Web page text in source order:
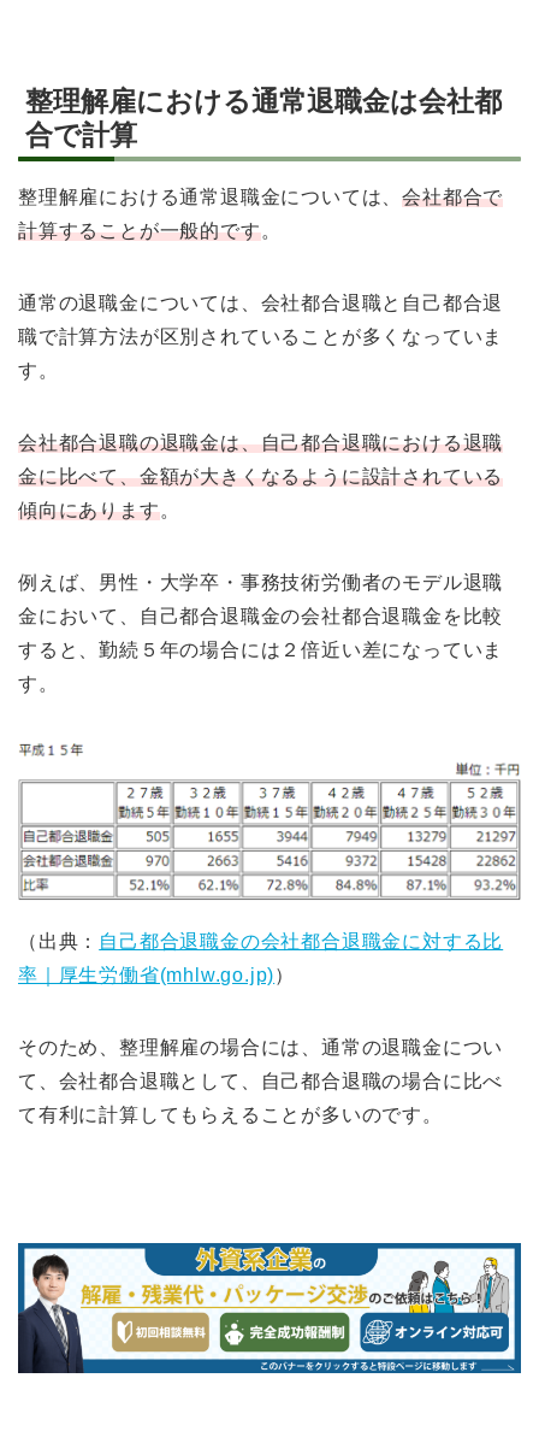
整理解雇における通常退職金は会社都
合で計算
整理解雇における通常退職金については、会社都合で
計算することが一般的です。
通常の退職金については、会社都合退職と自己都合退
職で計算方法が区別されていることが多くなっていま
す。
会社都合退職の退職金は、自己都合退職における退職
金に比べて、金額が大きくなるように設計されている
傾向にあります。
例えば、男性・大学卒・事務技術労働者のモデル退職
金において、自己都合退職金の会社都合退職金を比較
すると、勤続５年の場合には２倍近い差になっていま
す。
（出典： 自己都合退職金の会社都合退職金に対する比
率｜厚生労働省(mhlw.go.jp)）
そのため、整理解雇の場合には、通常の退職金につい
て、会社都合退職として、自己都合退職の場合に比べ
て有利に計算してもらえることが多いのです。